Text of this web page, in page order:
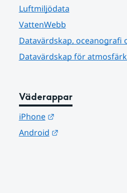
Luftmiljödata
VattenWebb
Datavärdskap, oceanografi
Datavärdskap för
Väderappar
iPhone
Länk till annan
Android
Länk till annan